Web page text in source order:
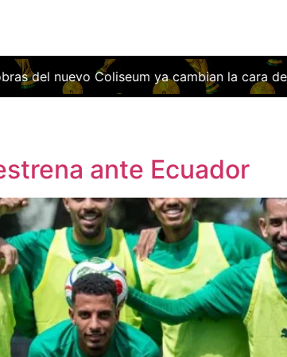
ya cambian la cara del Getafe: así será
ante Ecuador